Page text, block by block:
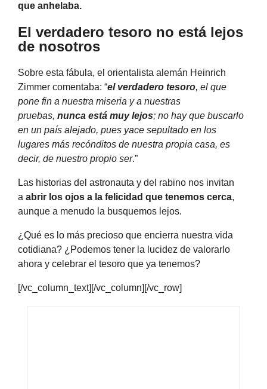
que anhelaba.
El verdadero tesoro no está lejos
de nosotros
Sobre esta fábula, el orientalista alemán Heinrich
Zimmer comentaba: “el verdadero tesoro, el que
pone fin a nuestra miseria y a nuestras
pruebas, nunca está muy lejos; no hay que buscarlo
en un país alejado, pues yace sepultado en los
lugares más recónditos de nuestra propia casa, es
decir, de nuestro propio ser.”
Las historias del astronauta y del rabino nos invitan
a abrir los ojos a la felicidad que tenemos cerca,
aunque a menudo la busquemos lejos.
¿Qué es lo más precioso que encierra nuestra vida
cotidiana? ¿Podemos tener la lucidez de valorarlo
ahora y celebrar el tesoro que ya tenemos?
[/vc_column_text][/vc_column][/vc_row]